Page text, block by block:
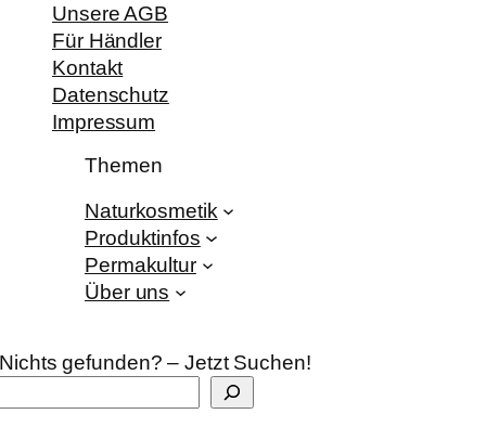
Unsere AGB
Für Händler
Kontakt
Datenschutz
Impressum
Themen
Naturkosmetik
Produktinfos
Permakultur
Über uns
Nichts gefunden? – Jetzt Suchen!